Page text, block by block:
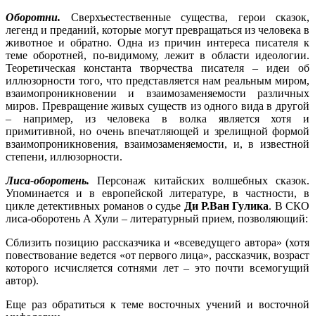
Оборотни. Сверхъестественные существа, герои сказок,
легенд и преданий, которые могут превращаться из человека в
животное и обратно. Одна из причин интереса писателя к
теме оборотней, по-видимому, лежит в области идеологии.
Теоретическая константа творчества писателя – идеи об
иллюзорности того, что представляется нам реальным миром,
взаимопроникновении и взаимозаменяемости различных
миров. Превращение живых существ из одного вида в другой
– например, из человека в волка является хотя и
примитивной, но очень впечатляющей и зрелищной формой
взаимопроникновения, взаимозаменяемости, и, в известной
степени, иллюзорности.
Лиса-оборотень. Персонаж китайских волшебных сказок.
Упоминается и в европейской литературе, в частности, в
цикле детективных романов о судье Ди Р.Ван Гулика. В СКО
лиса-оборотень А Хули – литературный прием, позволяющий:
Сблизить позицию рассказчика и «всеведущего автора» (хотя
повествование ведется «от первого лица», рассказчик, возраст
которого исчисляется сотнями лет – это почти всемогущий
автор).
Еще раз обратиться к теме восточных учений и восточной